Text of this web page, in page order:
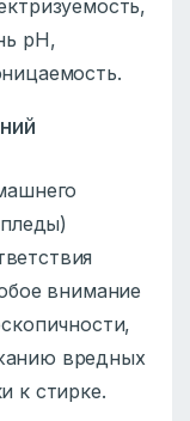
pH,
внимание
вредных
к стирке.